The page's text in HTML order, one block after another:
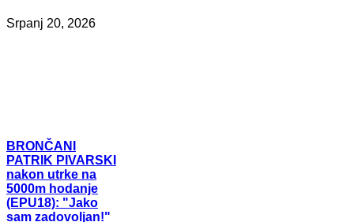
Srpanj 20, 2026
BRONČANI
PATRIK PIVARSKI
nakon utrke na
5000m hodanje
(EPU18): "Jako
sam zadovoljan!"